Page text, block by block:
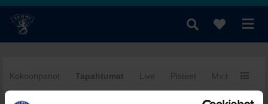
Kokoonpanot Tapahtumat Live Pisteet Mv:t